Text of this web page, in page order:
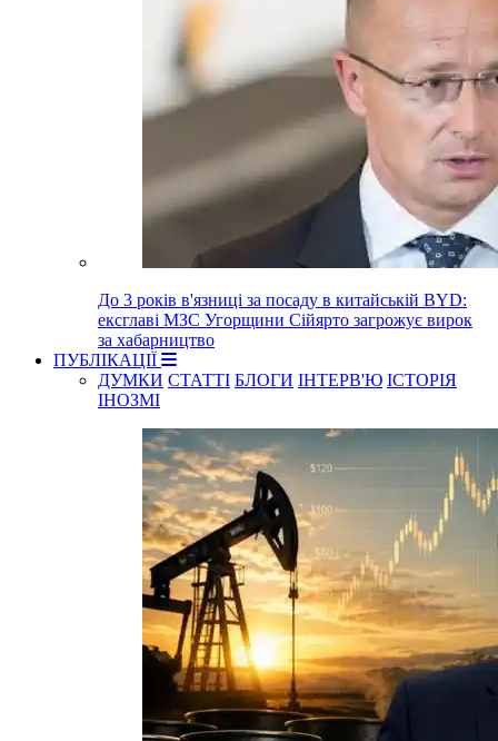
До 3 років в'язниці за посаду в китайській BYD:
ексглаві МЗС Угорщини Сійярто загрожує вирок
за хабарництво
ПУБЛІКАЦІЇ
ДУМКИ СТАТТІ БЛОГИ ІНТЕРВ'Ю ІСТОРІЯ
ІНОЗМІ